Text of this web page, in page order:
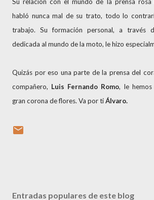
habló nunca mal de su trato, todo lo
trabajo. Su formación personal, a través
dedicada al mundo de la moto, le hizo
Quizás por eso una parte de la prensa del
compañero, Luis Fernando Romo, le
gran corona de flores. Va por tiÁlvaro.
Entradas populares de este blog